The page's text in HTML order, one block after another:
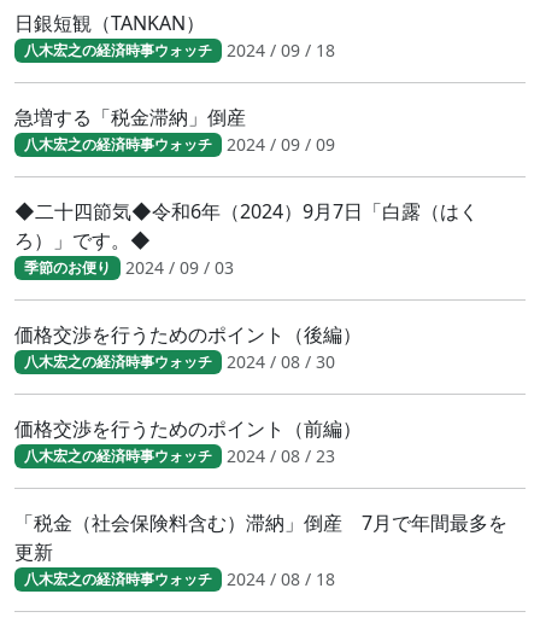
日銀短観（TANKAN）
八木宏之の経済時事ウォッチ 2024 / 09 / 18
急増する「税金滞納」倒産
八木宏之の経済時事ウォッチ 2024 / 09 / 09
◆二十四節気◆令和6年（2024）9月7日「白露（はく
ろ）」です。◆
季節のお便り 2024 / 09 / 03
価格交渉を行うためのポイント（後編）
八木宏之の経済時事ウォッチ 2024 / 08 / 30
価格交渉を行うためのポイント（前編）
八木宏之の経済時事ウォッチ 2024 / 08 / 23
「税金（社会保険料含む）滞納」倒産 7月で年間最多を
更新
八木宏之の経済時事ウォッチ 2024 / 08 / 18